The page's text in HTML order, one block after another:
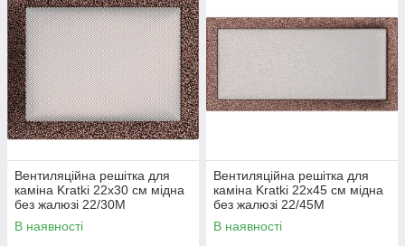
Вентиляційна решітка для
каміна Kratki 22x30 см мідна
без жалюзі 22/30M
В наявності
Вентиляційна решітка для
каміна Kratki 22x45 см мідна
без жалюзі 22/45M
В наявності